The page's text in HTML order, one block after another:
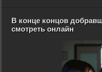
В конце концов
смотреть онлайн